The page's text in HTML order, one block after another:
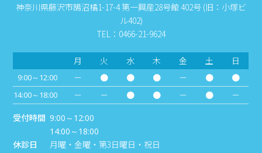
神奈川県藤沢市鵠沼橘1-17-4 第一興産28号館 402号 (旧：小塚ビ
ル402)
TEL：0466-21-9624
月 火 水 木 金 土 日
9:00～12:00 － ● ● ● － ● ●
14:00～18:00 － － ● ● － ●
－
受付時間 9:00～12:00
14:00～18:00
休診日 月曜・金曜・第3日曜日・祝日